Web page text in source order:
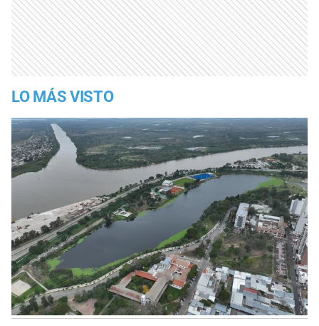
LO MÁS VISTO